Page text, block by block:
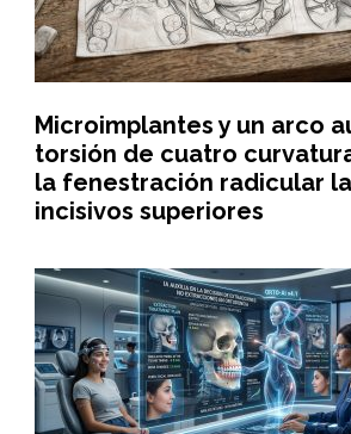
Microimplantes y un arco
torsión de cuatro
la fenestración radicular
incisivos superiores